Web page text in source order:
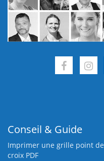
Conseil & Guide
Imprimer une grille point de
croix PDF